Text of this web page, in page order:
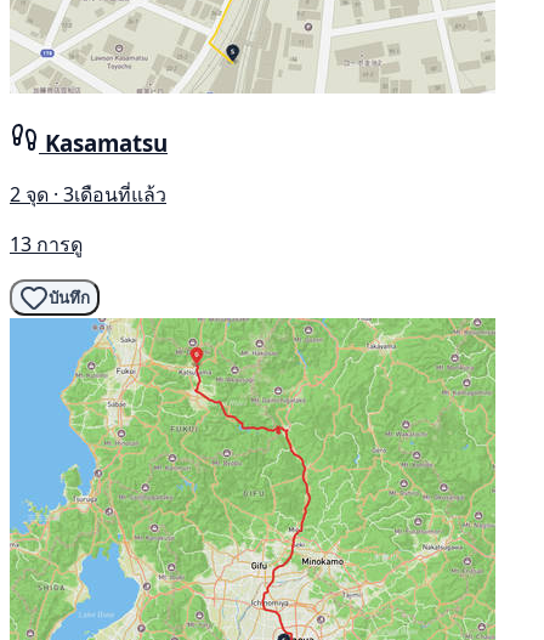
Kasamatsu
2 จุด · 3เดือนที่แล้ว
13 การดู
บันทึก